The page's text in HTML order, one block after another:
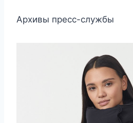
Архивы пресс-службы